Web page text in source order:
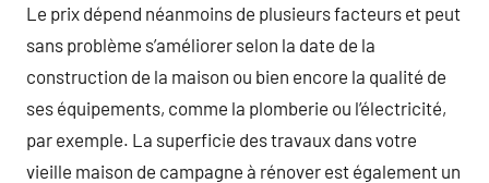
Le prix dépend néanmoins de plusieurs facteurs et peut
sans problème s’améliorer selon la date de la
construction de la maison ou bien encore la qualité de
ses équipements, comme la plomberie ou l’électricité,
par exemple. La superficie des travaux dans votre
vieille maison de campagne à rénover est également un